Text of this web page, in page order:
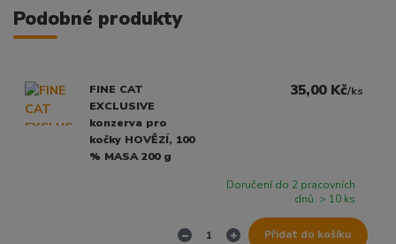
Podobné produkty
FINE CAT
EXCLUSIVE
konzerva pro
kočky HOVĚZÍ, 100
% MASA 200 g
35,00 Kč/ks
Doručení do 2 pracovních
dnů. > 10 ks
Přidat do košíku